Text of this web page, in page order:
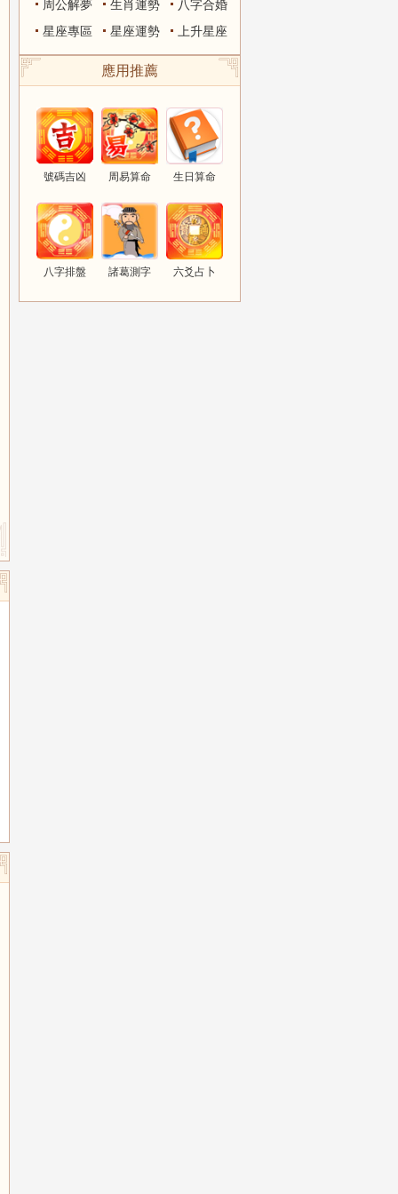
周公解夢 生肖運勢
八字合婚
星座專區
星座運勢 上升星座
應用推薦
號碼吉凶 周易算命 生日算命
八字排盤 諸葛測字 六爻占卜